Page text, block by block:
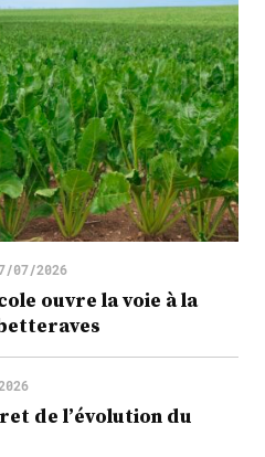
07/2026
ouvre la voie à la
de l’évolution du